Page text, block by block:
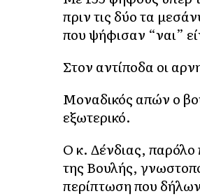
πριν τις δύο τα
που ψήφισαν “ναι”
Στον αντίποδα οι
Μοναδικός απών ο
εξωτερικό.
Ο κ. Δένδιας, παρόλο
της Βουλής,
περίπτωση που